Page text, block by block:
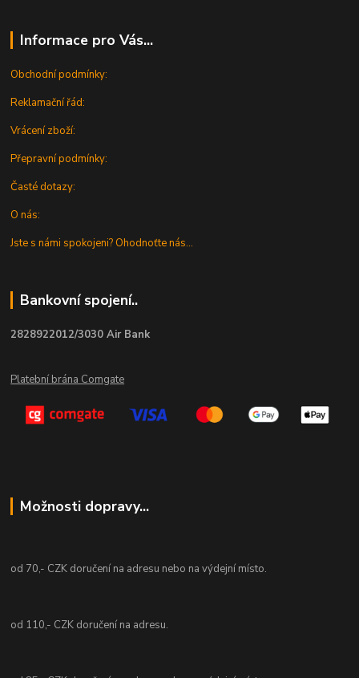
Informace pro Vás...
Obchodní podmínky:
Reklamační řád:
Vrácení zboží:
Přepravní podmínky:
Časté dotazy:
O nás:
Jste s námi spokojeni? Ohodnoťte nás...
Bankovní spojení..
2828922012/3030 Air Bank
Platební brána Comgate
Možnosti dopravy...
od 70,- CZK doručení na adresu nebo na výdejní místo.
od 110,- CZK doručení na adresu.